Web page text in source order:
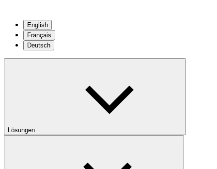
English
Français
Deutsch
Lösungen